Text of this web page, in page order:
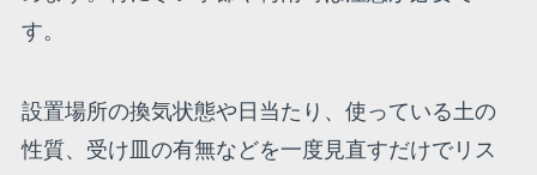
す。
設置場所の換気状態や日当たり、使っている土の
性質、受け皿の有無などを一度見直すだけでリス